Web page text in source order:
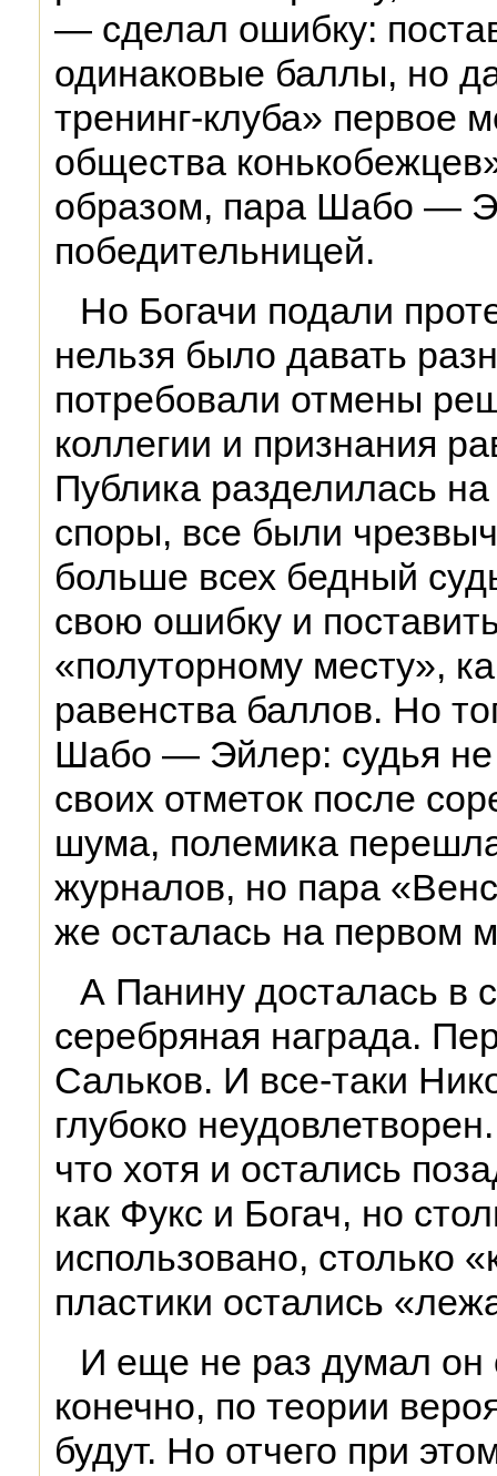
— сделал ошибку:
одинаковые баллы, но
тренинг-клуба» первое
общества
образом, пара Шабо —
победительницей.
Но Богачи подали
нельзя было давать
потребовали отмены
коллегии и признания
Публика разделилась
споры, все были
больше всех бедный
свою ошибку и
«полуторному месту»,
равенства баллов. Но
Шабо — Эйлер: судья не
своих отметок после
шума, полемика
журналов, но пара
же осталась на первом
А Панину досталась в
серебряная награда.
Сальков. И все-таки
глубоко
что хотя и остались
как Фукс и Богач, но
использовано, столько
пластики остались
И еще не раз думал он
конечно, по теории
будут. Но отчего при